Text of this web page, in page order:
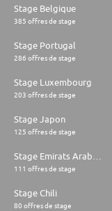
Stage Belgique
385 offres de stage
Stage Portugal
286 offres de stage
Stage Luxembourg
203 offres de stage
Stage Japon
125 offres de stage
111 offres de stage
Stage Chili
80 offres de stage